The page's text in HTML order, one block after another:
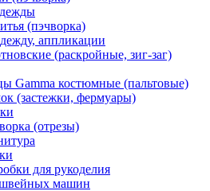
(пэчворка)
аппликации
(раскройные, зиг-заг)
Gamma костюмные (пальтовые)
(застежки, фермуары)
(отрезы)
для рукоделия
машин